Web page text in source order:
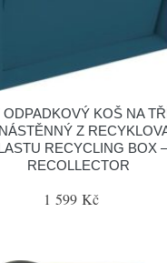
KOŠ NA
Z
RECYCLING BOX –
RECOLLECTOR
1 599 Kč